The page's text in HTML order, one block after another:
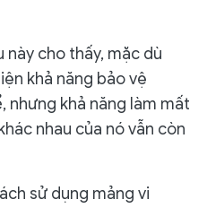
cho thấy, mặc dù
khả năng bảo vệ
nhưng khả năng làm mất
nhau của nó vẫn còn
sử dụng mảng vi